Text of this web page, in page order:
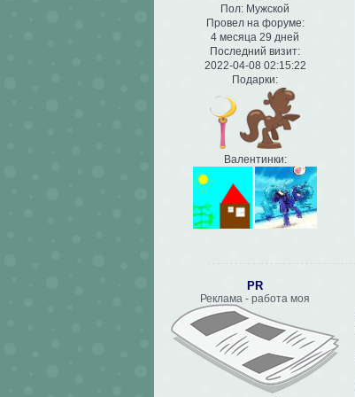
Пол: Мужской
Провел на форуме:
4 месяца 29 дней
Последний визит:
2022-04-08 02:15:22
Подарки:
Валентинки:
PR
Реклама - работа моя